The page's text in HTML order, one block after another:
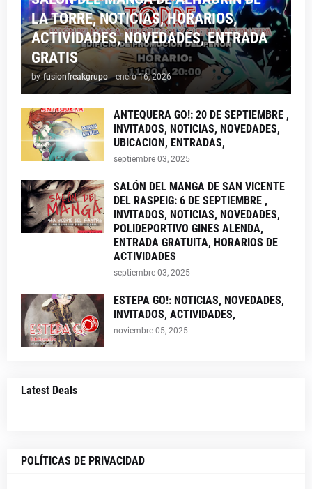
LA TORRE, NOTICIAS, HORARIOS,
ACTIVIDADES, NOVEDADES, ENTRADA
GRATIS
by fusionfreakgrupo - enero 16, 2026
ANTEQUERA GO!: 20 DE SEPTIEMBRE ,
INVITADOS, NOTICIAS, NOVEDADES,
UBICACION, ENTRADAS,
septiembre 03, 2025
SALÓN DEL MANGA DE SAN VICENTE
DEL RASPEIG: 6 DE SEPTIEMBRE ,
INVITADOS, NOTICIAS, NOVEDADES,
POLIDEPORTIVO GINES ALENDA,
ENTRADA GRATUITA, HORARIOS DE
ACTIVIDADES
septiembre 03, 2025
ESTEPA GO!: NOTICIAS, NOVEDADES,
INVITADOS, ACTIVIDADES,
noviembre 05, 2025
Latest Deals
POLÍTICAS DE PRIVACIDAD